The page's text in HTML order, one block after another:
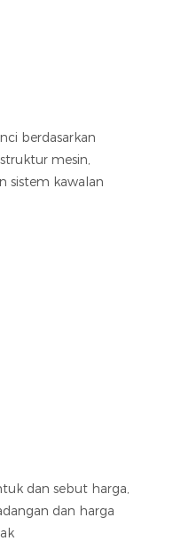
berdasarkan
mesin,
sistem kawalan
dan sebut harga,
dan harga